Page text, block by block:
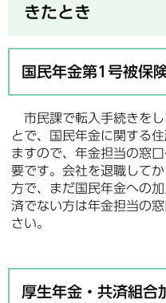
きたとき
国民年金第1号被保
市民課で転入手続きをし
とで、国民年金に関する
ますので、年金担当の窓
要です。会社を退職して
方で、まだ国民年金への
済でない方は年金担当の
さい。
厚生年金・共済組合